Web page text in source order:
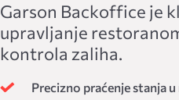
Garson Backoffice je ključni deo softvera za
upravljanje
kontrola zaliha.
Precizno praćenje stanja